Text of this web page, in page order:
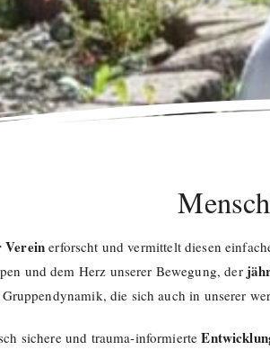
Verein erforscht und vermittelt diesen
und dem Herz unserer Bewegung, der
die sich auch in unserer
sichere und trauma-informierte